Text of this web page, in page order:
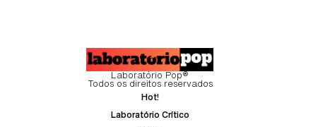
Laboratório Pop®
Todos os direitos reservados
Hot!
Laboratório Crítico